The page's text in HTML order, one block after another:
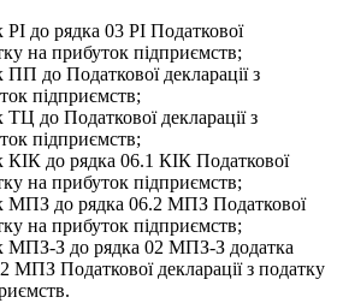
до рядка 03 РІ Податкової
на прибуток підприємств;
до Податкової декларації з
підприємств;
до Податкової декларації з
підприємств;
КІК до рядка 06.1 КІК Податкової
на прибуток підприємств;
МПЗ до рядка 06.2 МПЗ Податкової
на прибуток підприємств;
МПЗ-З до рядка 02 МПЗ-З додатка
Податкової декларації з податку